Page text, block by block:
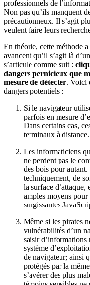
professionnels de
Non pas qu’ils manquent
précautionneux. Il s’agit
veulent faire leurs
En théorie, cette méthode
avancent qu’il s’agit là
s’articule comme suit :
dangers pernicieux que
mesure de détecter. Voici
dangers potentiels :
Si le navigateur
parfois en mesure
Dans certains cas,
terminaux à distance.
Les informaticiens
ne perdent pas le
des bois pour
techniquement, de
la surface
amples moyens
surgissantes
Même si les pirates
vulnérabilités d’un
saisir d’informations
système
de navigateur; ainsi
protégés par la
s’avérer des plus